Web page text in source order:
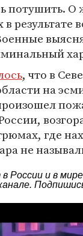
потушить. О
результате
, что в
на
где
не
России и в
.